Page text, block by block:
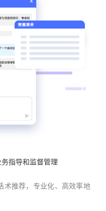
指导和监督管理
术推荐，专业化、高效率地